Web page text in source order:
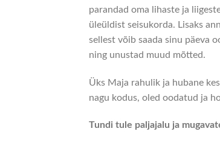
parandad oma lihaste ja
üleüldist seisukorda. Lisaks
sellest võib saada sinu päeva
ning unustad muud mõtted.
Üks Maja rahulik ja hubane
nagu kodus, oled oodatud ja
Tundi tule paljajalu ja